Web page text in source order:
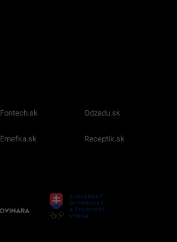
Fontech.sk Odzadu.sk
Emefka.sk Receptik.sk